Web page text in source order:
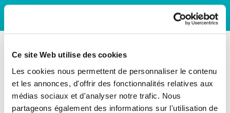
Ce site Web utilise des cookies
Les cookies nous permettent de personnaliser le contenu
et les annonces, d'offrir des fonctionnalités relatives aux
médias sociaux et d'analyser notre trafic. Nous
partageons également des informations sur l'utilisation de